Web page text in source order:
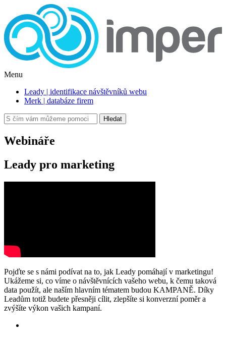
Menu
Leady | identifikace návštěvníků webu
Merk | databáze firem
Hledat
Webináře
Leady pro marketing
Pojďte se s námi podívat na to, jak Leady pomáhají v marketingu!
Ukážeme si, co víme o návštěvnících vašeho webu, k čemu taková
data použít, ale naším hlavním tématem budou KAMPANĚ. Díky
Leadům totiž budete přesněji cílit, zlepšíte si konverzní poměr a
zvýšíte výkon vašich kampaní.